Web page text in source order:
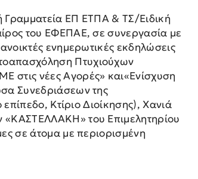
Γραμματεία ΕΠ ΕΤΠΑ & ΤΣ/Ειδική
του ΕΦΕΠΑΕ, σε συνεργασία με
ενημερωτικές εκδηλώσεις
Πτυχιούχων
στις νέες Αγορές» και«Ενίσχυση
Συνεδριάσεων της
Κτίριο Διοίκησης), Χανιά
του Επιμελητηρίου
σε άτομα με περιορισμένη